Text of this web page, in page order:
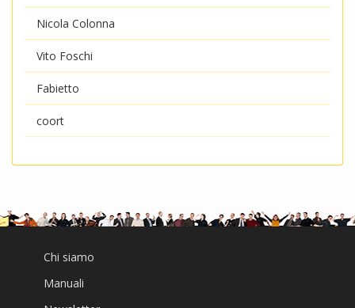
Nicola Colonna
Vito Foschi
Fabietto
coort
Chi siamo
Manuali